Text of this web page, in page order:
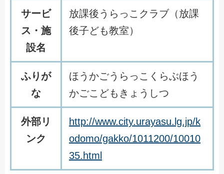
サービ
ス・施
設名
放課後うらっこクラブ（放課
後子ども教室）
ふりが
な
ほうかごうらっこくらぶほう
かごこどもきょうしつ
外部リ
ンク
http://www.city.urayasu.lg.jp/k
odomo/gakko/1011200/10010
35.html